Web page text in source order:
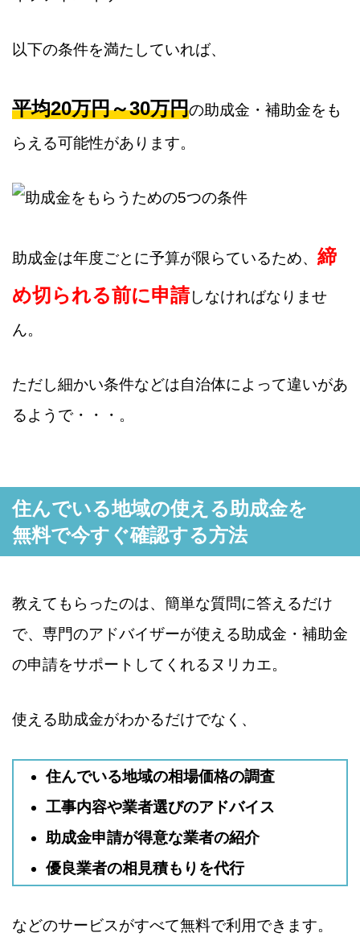
以下の条件を満たしていれば、
平均20万円～30万円の助成金・補助金をも
らえる可能性があります。
助成金は年度ごとに予算が限らているため、 締
め切られる前に申請しなければなりませ
ん。
ただし細かい条件などは自治体によって違いがあ
るようで・・・。
住んでいる地域の使える助成金を
無料で今すぐ確認する方法
教えてもらったのは、簡単な質問に答えるだけ
で、専門のアドバイザーが使える助成金・補助金
の申請をサポートしてくれるヌリカエ。
使える助成金がわかるだけでなく、
住んでいる地域の相場価格の調査
工事内容や業者選びのアドバイス
助成金申請が得意な業者の紹介
優良業者の相見積もりを代行
などのサービスがすべて無料で利用できます。